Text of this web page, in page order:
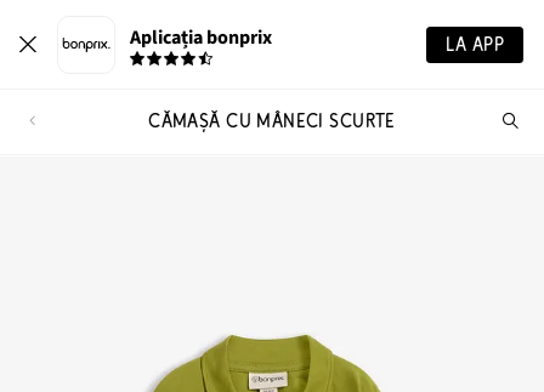
Aplicația bonprix LA APP
CĂMAȘĂ CU MÂNECI SCURTE